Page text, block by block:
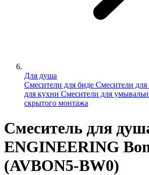
Для душа
Смесители для биде Смесители
для кухни Смесители для
скрытого монтажа
Смеситель для
ENGINEERING
(AVBON5-BW0)